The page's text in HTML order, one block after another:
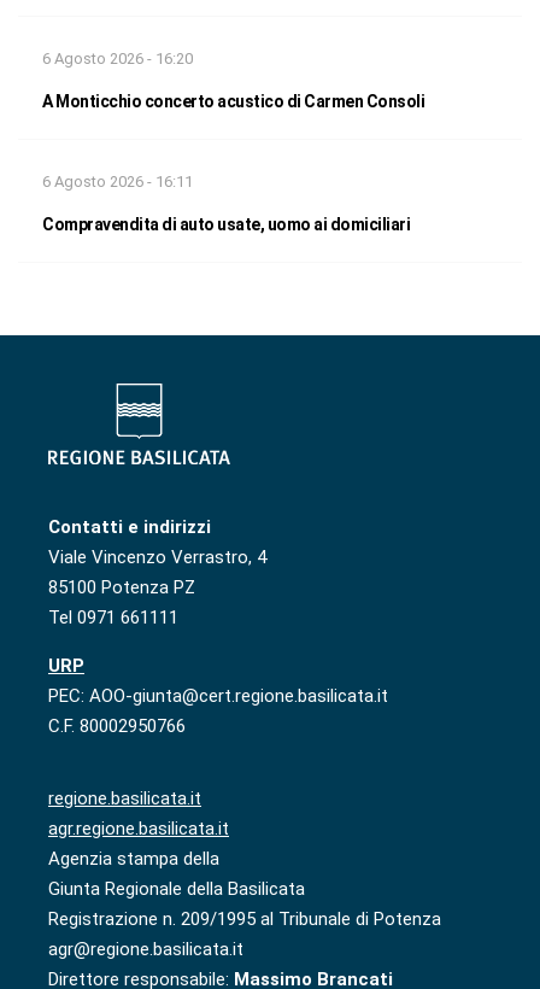
6 Agosto 2026 - 16:20
A Monticchio concerto acustico di Carmen Consoli
6 Agosto 2026 - 16:11
Compravendita di auto usate, uomo ai domiciliari
Contatti e indirizzi
Viale Vincenzo Verrastro, 4
85100 Potenza PZ
Tel 0971 661111
URP
PEC: AOO-giunta@cert.regione.basilicata.it
C.F. 80002950766
regione.basilicata.it
agr.regione.basilicata.it
Agenzia stampa della
Giunta Regionale della Basilicata
Registrazione n. 209/1995 al Tribunale di Potenza
agr@regione.basilicata.it
Direttore responsabile: Massimo Brancati